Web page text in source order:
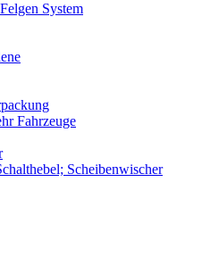
System
Fahrzeuge
Scheibenwischer